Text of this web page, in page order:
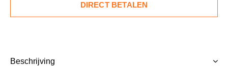
DIRECT BETALEN
Beschrijving